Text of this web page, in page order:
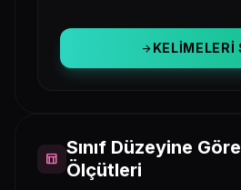
arrow_forwardKELIMELERI
table_chart
Sınıf Düzeyine
Ölçütleri